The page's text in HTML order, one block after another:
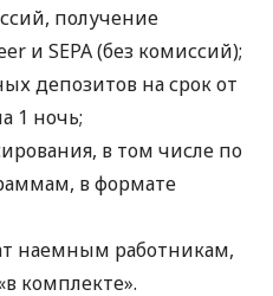
получение
и SEPA (без комиссий);
депозитов на срок от
1 ночь;
в том числе по
в формате
наемным работникам,
комплекте».